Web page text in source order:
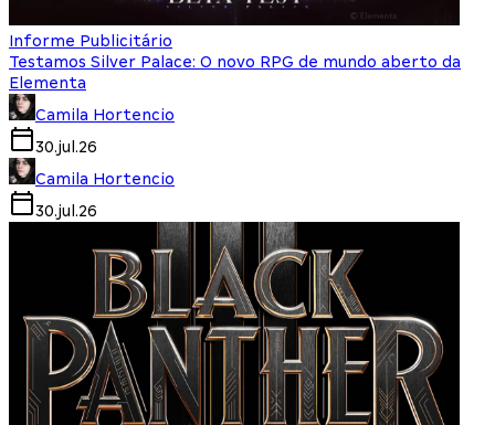
Informe Publicitário
Testamos Silver Palace: O novo RPG de mundo aberto da
Elementa
Camila Hortencio
30.jul.26
Camila Hortencio
30.jul.26